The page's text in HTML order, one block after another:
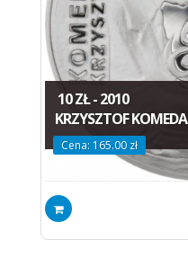
10 ZŁ - 2010
KRZYSZTOF KOMEDA
Cena: 165.00 zł